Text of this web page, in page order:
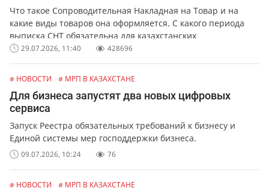
Что такое Сопроводительная Накладная на Товар и на
какие виды товаров она оформляется. С какого периода
выписка СНТ обязательна для казахстанских
предпринимателей и организаций. Какая ответственность
29.07.2026, 11:40 428696
# НОВОСТИ # МРП В КАЗАХСТАНЕ
Для бизнеса запустят два новых цифровых
сервиса
Запуск Реестра обязательных требований к бизнесу и
Единой системы мер господдержки бизнеса.
09.07.2026, 10:24 76
# НОВОСТИ # МРП В КАЗАХСТАНЕ